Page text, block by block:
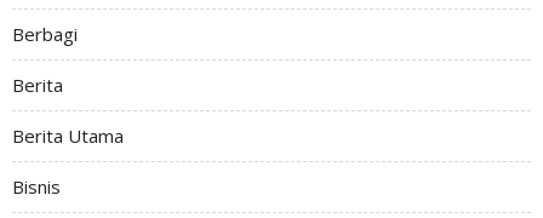
Berbagi
Berita
Berita Utama
Bisnis